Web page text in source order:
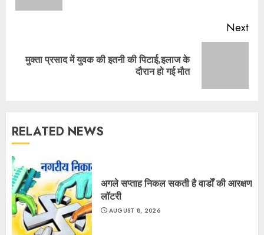
Next
Next
मुक्ता प्रसाद में युवक की इतनी की पिटाई,इलाज के
दौरान हो गई मौत
RELATED NEWS
अगले सप्ताह निकल सकती है वार्डों की आरक्षण
लॉटरी
AUGUST 8, 2026